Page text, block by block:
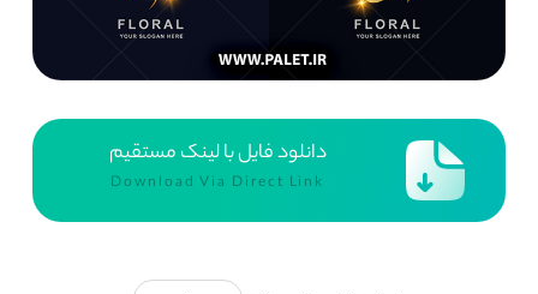
دانلود فایل با لینک مستقیم
Download Via Direct Link